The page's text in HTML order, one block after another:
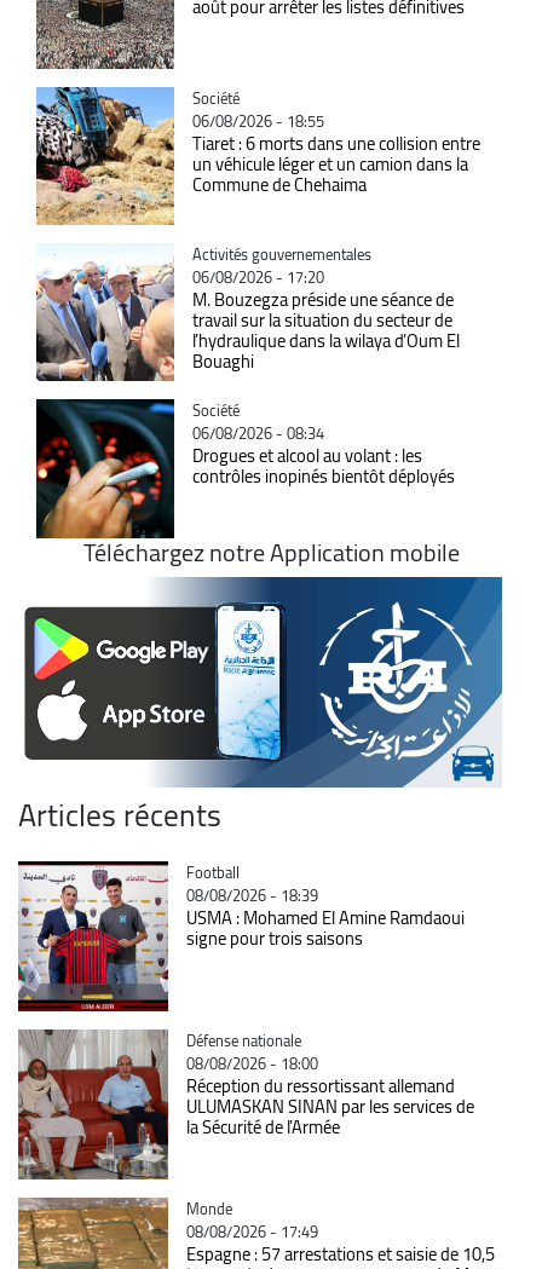
août pour arrêter les listes définitives
Catégorie
Société
06/08/2026 - 18:55
Tiaret : 6 morts dans une collision entre
un véhicule léger et un camion dans la
Commune de Chehaima
Catégorie
Activités gouvernementales
06/08/2026 - 17:20
M. Bouzegza préside une séance de
travail sur la situation du secteur de
l’hydraulique dans la wilaya d’Oum El
Bouaghi
Catégorie
Société
06/08/2026 - 08:34
Drogues et alcool au volant : les
contrôles inopinés bientôt déployés
Téléchargez notre Application mobile
Articles récents
Catégorie
Football
08/08/2026 - 18:39
USMA : Mohamed El Amine Ramdaoui
signe pour trois saisons
Catégorie
Défense nationale
08/08/2026 - 18:00
Réception du ressortissant allemand
ULUMASKAN SINAN par les services de
la Sécurité de l’Armée
Catégorie
Monde
08/08/2026 - 17:49
Espagne : 57 arrestations et saisie de 10,5